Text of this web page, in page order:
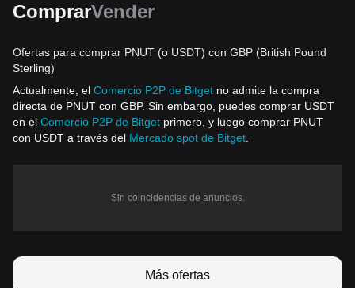
ComprarVender
Ofertas para comprar PNUT (o USDT) con GBP (British Pound
Sterling)
Actualmente, el Comercio P2P de Bitget no admite la compra
directa de PNUT con GBP. Sin embargo, puedes comprar USDT
en el Comercio P2P de Bitget primero, y luego comprar PNUT
con USDT a través del Mercado spot de Bitget
Sin coincidencias de anuncios.
Más ofertas